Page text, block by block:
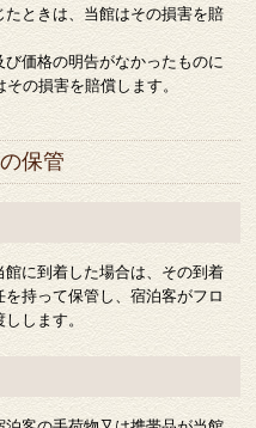
ときは、当館はその損害を賠
価格の明告がなかったものに
の損害を賠償します。
保管
に到着した場合は、その到着
持って保管し、宿泊客がフロ
します。